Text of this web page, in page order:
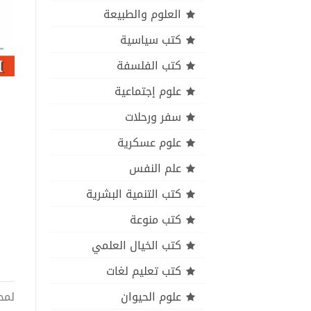
العلوم والطبيعة
كتب سياسية
كتب الفلسفة
علوم إجتماعية
سفر ورحلات
علوم عسكرية
علم النفس
كتب التنمية البشرية
كتب منوعة
كتب الخيال العلمي
كتب تعليم لغات
علوم الحيوان